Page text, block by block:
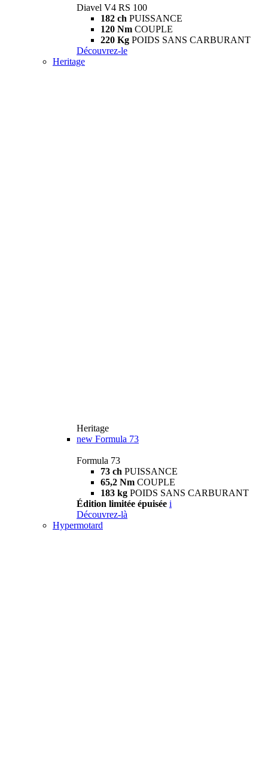
Diavel V4 RS 100
182 ch PUISSANCE
120 Nm COUPLE
220 Kg POIDS SANS CARBURANT
Découvrez-le
Heritage
Heritage
new Formula 73
Formula 73
73 ch PUISSANCE
65,2 Nm COUPLE
183 kg POIDS SANS CARBURANT
Édition limitée épuisée i
Découvrez-là
Hypermotard